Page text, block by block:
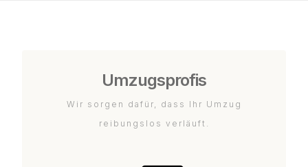
Umzugsprofis
Wir sorgen dafür, dass Ihr Umzug
reibungslos verläuft.